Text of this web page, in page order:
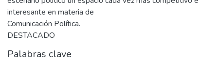
interesante en materia de
Comunicación Política.
DESTACADO
Palabras clave